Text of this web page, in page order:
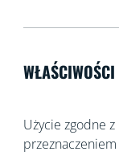
Użycie zgodne z
przeznaczeniem